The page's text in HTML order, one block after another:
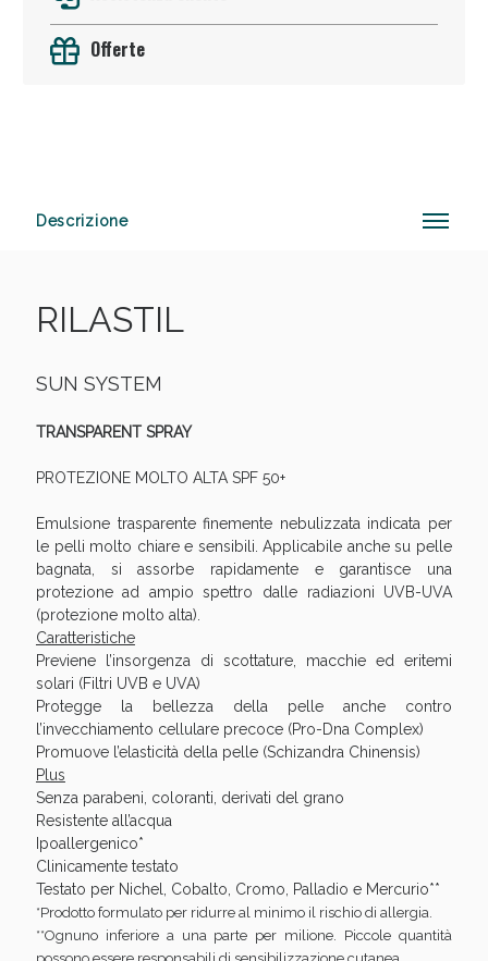
Offerte
Descrizione
RILASTIL
SUN SYSTEM
TRANSPARENT SPRAY
PROTEZIONE MOLTO ALTA SPF 50+
Emulsione trasparente finemente nebulizzata indicata per
le pelli molto chiare e sensibili. Applicabile anche su pelle
bagnata, si assorbe rapidamente e garantisce una
protezione ad ampio spettro dalle radiazioni UVB-UVA
(protezione molto alta).
Caratteristiche
Previene l’insorgenza di scottature, macchie ed eritemi
solari (Filtri UVB e UVA)
Protegge la bellezza della pelle anche contro
l’invecchiamento cellulare precoce (Pro-Dna Complex)
Promuove l’elasticità della pelle (Schizandra Chinensis)
Plus
Senza parabeni, coloranti, derivati del grano
Resistente all’acqua
Ipoallergenico*
Clinicamente testato
Testato per Nichel, Cobalto, Cromo, Palladio e Mercurio**
*Prodotto formulato per ridurre al minimo il rischio di allergia.
**Ognuno inferiore a una parte per milione. Piccole quantità
Benessere Intestinale: Sconto fino al 55% valido
oggi!